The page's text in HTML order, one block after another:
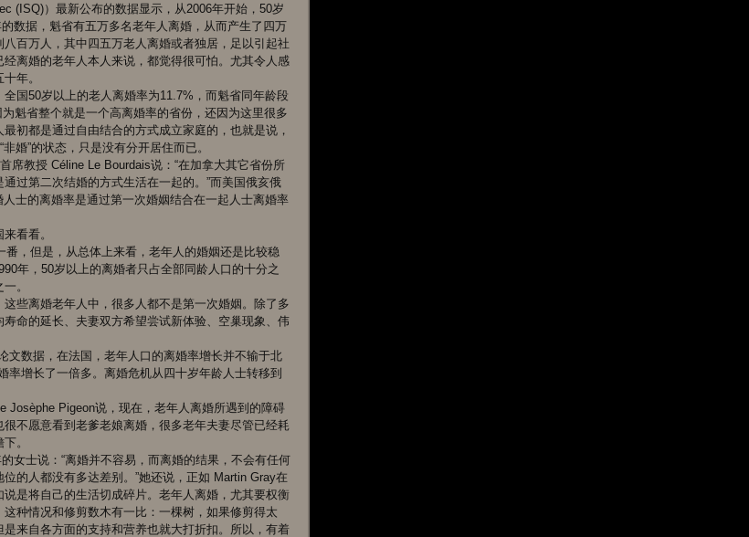
(ISQ)）最新公布的数据显示，从2006年开始，50岁
数据，魁省有五万多名老年人离婚，从而产生了四万
百万人，其中四五万老人离婚或者独居，足以引起社
离婚的老年人本人来说，都觉得很可怕。尤其令人感
年。
国50岁以上的老人离婚率为11.7%，而魁省同年龄段
魁省整个就是一个高离婚率的省份，还因为这里很多
初都是通过自由结合的方式成立家庭的，也就是说，
婚”的状态，只是没有分开居住而已。
席教授 Céline Le Bourdais说：“在加拿大其它省份所
过第二次结婚的方式生活在一起的。”而美国俄亥俄
士的离婚率是通过第一次婚姻结合在一起人士离婚率
看看。
，但是，从总体上来看，老年人的婚姻还是比较稳
年，50岁以上的离婚者只占全部同龄人口的十分之
。
些离婚老年人中，很多人都不是第一次婚姻。除了多
命的延长、夫妻双方希望尝试新体验、空巢现象、伟
文数据，在法国，老年人口的离婚率增长并不输于北
率增长了一倍多。离婚危机从四十岁年龄人士转移到
Josèphe Pigeon说，现在，老年人离婚所遇到的障碍
不愿意看到老爹老娘离婚，很多老年夫妻尽管已经耗
。
女士说：“离婚并不容易，而离婚的结果，不会有任何
的人都没有多达差别。”她还说，正如 Martin Gray在
是将自己的生活切成碎片。老年人离婚，尤其要权衡
种情况和修剪数木有一比：一棵树，如果修剪得太
来自各方面的支持和营养也就大打折扣。所以，有着